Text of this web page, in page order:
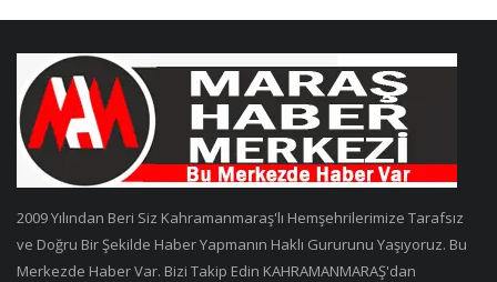
2009 Yılından Beri Siz Kahramanmaraş'lı Hemşehrilerimize Tarafsız
ve Doğru Bir Şekilde Haber Yapmanın Haklı Gururunu Yaşıyoruz. Bu
Merkezde Haber Var. Bizi Takip Edin KAHRAMANMARAŞ'dan